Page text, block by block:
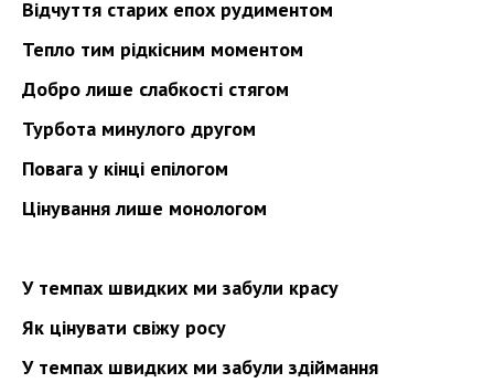
Відчуття старих епох рудиментом
Тепло тим рідкісним моментом
Добро лише слабкості стягом
Турбота минулого другом
Повага у кінці епілогом
Цінування лише монологом
У темпах швидких ми забули красу
Як цінувати свіжу росу
У темпах швидких ми забули здіймання